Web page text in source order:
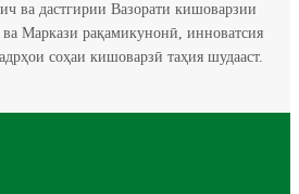
ва дастгирии Вазорати кишоварзии
Маркази рақамикунонӣ, инноватсия
соҳаи кишоварзӣ таҳия шудааст.